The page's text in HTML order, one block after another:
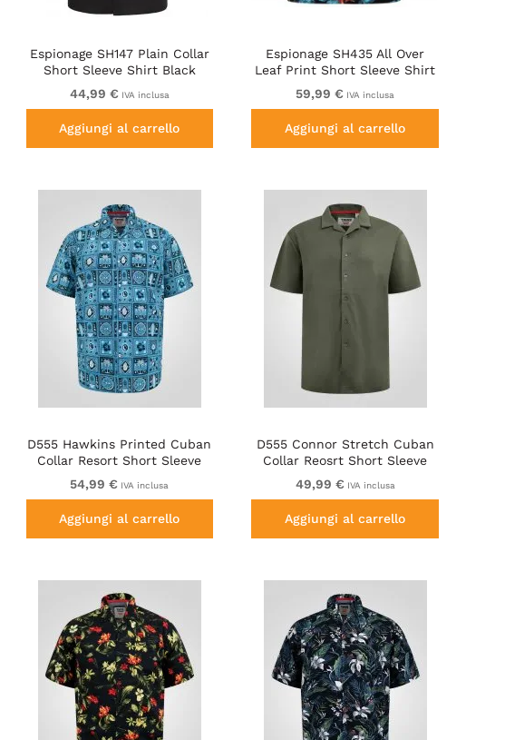
Espionage SH147 Plain Collar
Short Sleeve Shirt Black
44,99 € IVA inclusa
Aggiungi al carrello
Espionage SH435 All Over
Leaf Print Short Sleeve Shirt
Black
59,99 € IVA inclusa
Aggiungi al carrello
D555 Hawkins Printed Cuban
Collar Resort Short Sleeve
Shirt Teal
54,99 € IVA inclusa
Aggiungi al carrello
D555 Connor Stretch Cuban
Collar Reosrt Short Sleeve
Shirt Khaki
49,99 € IVA inclusa
Aggiungi al carrello